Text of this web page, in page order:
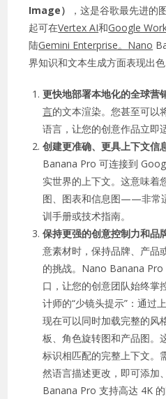
Image）
，这是谷歌最先进的
起可在Vertex AI和Google
陆Gemini Enterprise。Nano
界知识和文本生成方面表现出
更快地部署本地化的全球营
言的文本渲染。您甚至可以
语言，让您的创意作品立即
创建更准确、更具上下文信
Banana Pro 可连接到
实世界的上下文。这意味着
图、图表和信息图——非常
训手册或技术指南。
保持更强的创意控制力和品
意素材时，保持品牌、产品
的挑战。Nano Banana
口，让您的创意团队始终掌
计师的“少镜头提示”：通过
现在可以同时加载完整的
板、角色旋转图和产品图。
标识相匹配的完整上下文。
然语言描述更改，即可添加
Banana Pro 支持高达 4K